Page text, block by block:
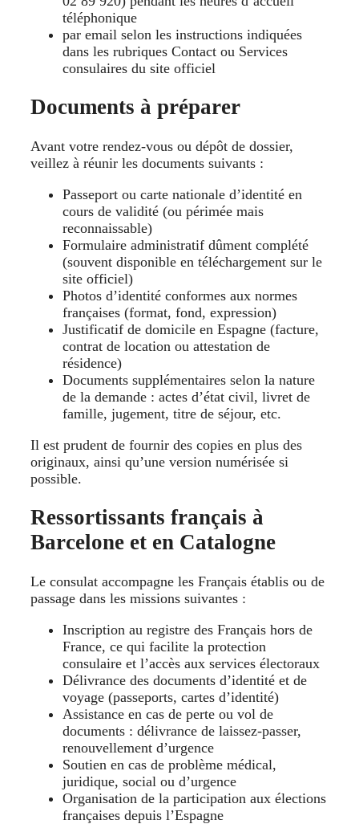
téléphonique
par email selon les instructions indiquées
dans les rubriques Contact ou Services
consulaires du site officiel
Documents à préparer
Avant votre rendez-vous ou dépôt de dossier,
veillez à réunir les documents suivants :
Passeport ou carte nationale d’identité en
cours de validité (ou périmée mais
reconnaissable)
Formulaire administratif dûment complété
(souvent disponible en téléchargement sur le
site officiel)
Photos d’identité conformes aux normes
françaises (format, fond, expression)
Justificatif de domicile en Espagne (facture,
contrat de location ou attestation de
résidence)
Documents supplémentaires selon la nature
de la demande : actes d’état civil, livret de
famille, jugement, titre de séjour, etc.
Il est prudent de fournir des copies en plus des
originaux, ainsi qu’une version numérisée si
possible.
Ressortissants français à
Barcelone et en Catalogne
Le consulat accompagne les Français établis ou de
passage dans les missions suivantes :
Inscription au registre des Français hors de
France, ce qui facilite la protection
consulaire et l’accès aux services électoraux
Délivrance des documents d’identité et de
voyage (passeports, cartes d’identité)
Assistance en cas de perte ou vol de
documents : délivrance de laissez-passer,
renouvellement d’urgence
Soutien en cas de problème médical,
juridique, social ou d’urgence
Organisation de la participation aux élections
françaises depuis l’Espagne